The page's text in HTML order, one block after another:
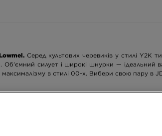
Серед культових черевиків у стилі Y2K
силует і широкі шнурки — ідеальний
в стилі 00-х. Вибери свою пару в